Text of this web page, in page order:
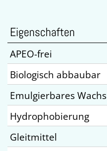
Eigenschaften
APEO-frei
Biologisch abbaubar
Emulgierbares Wachs
Hydrophobierung
Gleitmittel